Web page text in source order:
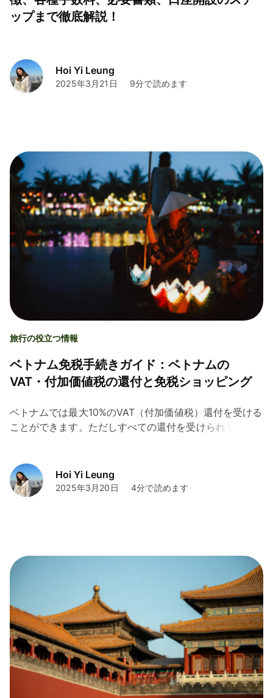
ップまで徹底解説！
Hoi Yi Leung
2025年3月21日 9分で読めます
旅行の役立つ情報
ベトナム免税手続きガイド：ベトナムの
VAT・付加価値税の還付と免税ショッピング
ベトナムでは最大10%のVAT（付加価値税）還付を受ける
ことができます。ただしすべての還付を受けられるわけ
Hoi Yi Leung
2025年3月20日 4分で読めます